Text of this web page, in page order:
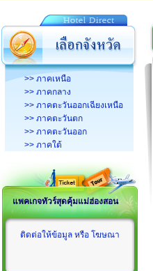
>> ภาคเหนือ
>> ภาคกลาง
>> ภาคตะวันออกเฉียงเหนือ
>> ภาคตะวันตก
>> ภาคตะวันออก
>> ภาคใต้
แพคเกจทัวร์สุดคุ้มแม่ฮ่องสอน
ติดต่อให้ข้อมูล หรือ โฆษณา